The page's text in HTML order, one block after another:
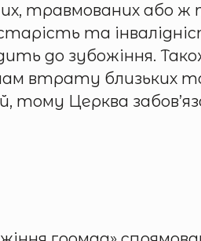
травмованих або
та
до зубожіння.
втрату близьких
тому Церква